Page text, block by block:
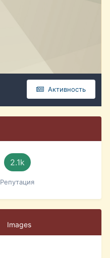
Активность
2.1k
Репутация
Images